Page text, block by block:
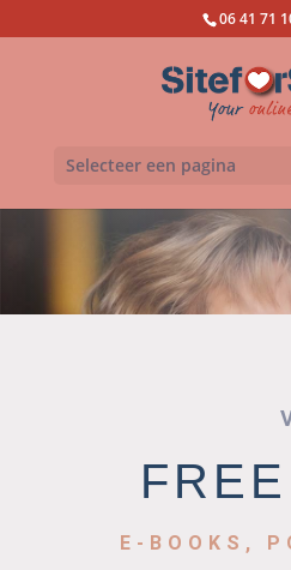
06 41 71
Selecteer een pagina
E-BOOKS,